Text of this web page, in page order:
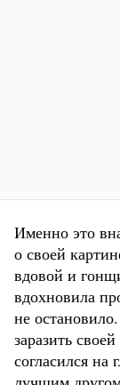
Именно это
о своей
вдовой и
вдохновила
не
заразить
согласился на